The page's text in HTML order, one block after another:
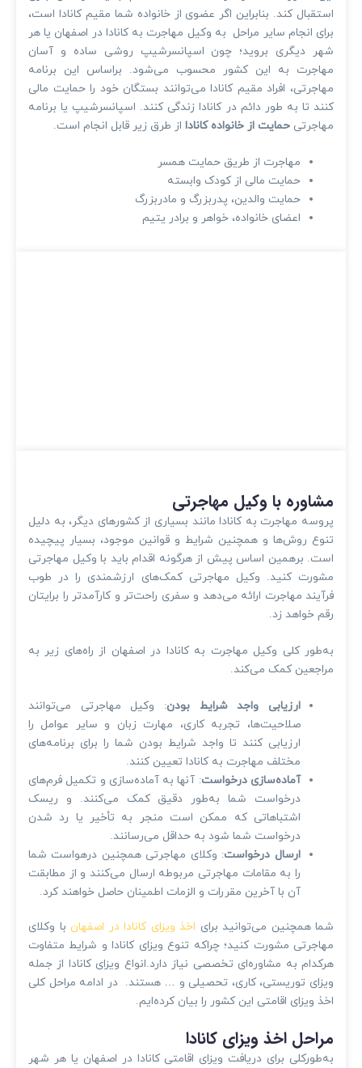
استقبال کند. بنابراین اگر عضوی از خانواده شما مقیم کانادا است،
برای انجام سایر مراحل به وکیل مهاجرت به کانادا در اصفهان یا هر
شهر دیگری بروید؛ چون اسپانسرشیپ روشی ساده و آسان
مهاجرت به این کشور محسوب می‌شود. براساس این برنامه
مهاجرتی، افراد مقیم کانادا می‌توانند بستگان خود را حمایت مالی
کنند تا به طور دائم در کانادا زندگی کنند. اسپانسرشیپ یا برنامه
مهاجرتی حمایت از خانواده کانادا از طرق زیر قابل انجام است.
مهاجرت از طریق حمایت همسر
حمایت مالی از کودک وابسته
حمایت والدین، پدربزرگ و مادربزرگ
اعضای خانواده، خواهر و برادر یتیم
مشاوره با وکیل مهاجرتی
پروسه مهاجرت به کانادا مانند بسیاری از کشورهای دیگر، به دلیل
تنوع روش‌ها و همچنین شرایط و قوانین موجود، بسیار پیچیده
است. برهمین اساس پیش از هرگونه اقدام باید با وکیل مهاجرتی
مشورت کنید. وکیل مهاجرتی کمک‌های ارزشمندی را در طوب
فرآیند مهاجرت ارائه می‌دهد و سفری راحت‌تر و کارآمدتر را برایتان
رقم خواهد زد.
به‌طور کلی وکیل مهاجرت به کانادا در اصفهان از راه‌های زیر به
مراجعین کمک می‌کند.
ارزیابی واجد شرایط بودن: وکیل مهاجرتی می‌توانند
صلاحیت‌ها، تجربه کاری، مهارت زبان و سایر عوامل را
ارزیابی کنند تا واجد شرایط بودن شما را برای برنامه‌های
مختلف مهاجرت به کانادا تعیین کنند.
آماده‌سازی درخواست: آنها به آماده‌سازی و تکمیل فر‌م‌های
درخواست شما به‌طور دقیق کمک می‌کنند. و ریسک
اشتباهاتی که ممکن است منجر به تأخیر یا رد شدن
درخواست شما شود به حداقل می‌رسانند.
ارسال درخواست: وکلای مهاجرتی همچنین درهواست شما
را به مقامات مهاجرتی مربوطه ارسال می‌کنند و از مطابقت
آن با آخرین مقررات و الزمات اطمینان حاصل خواهند کرد.
شما همچنین می‌توانید برای اخذ ویزای کانادا در اصفهان با وکلای
مهاجرتی مشورت کنید؛ چراکه تنوع ویزای کانادا و شرایط متفاوت
هرکدام به مشاوره‌ای تخصصی نیاز دارد.انواع ویزای کانادا از جمله
ویزای توریستی، کاری، تحصیلی و … هستند. در ادامه مراحل کلی
اخذ ویزای اقامتی این کشور را بیان کرده‌ایم.
مراحل اخذ ویزای کانادا
به‌طورکلی برای دریافت ویزای اقامتی کانادا در اصفهان یا هر شهر